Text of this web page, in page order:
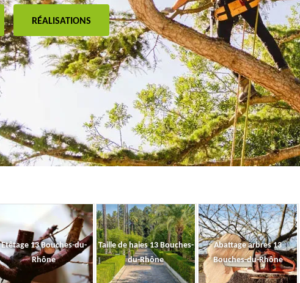
RÉALISATIONS
Etêtage 13 Bouches-du-
Rhône
Taille de haies 13 Bouches-
du-Rhône
Abattage arbres 13
Bouches-du-Rhône